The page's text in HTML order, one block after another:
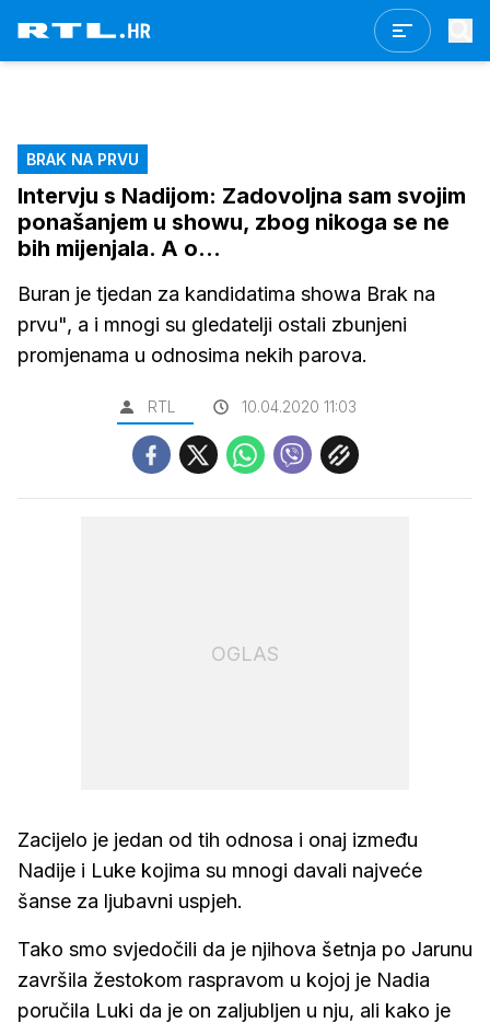
BRAK NA PRVU
Intervju s Nadijom: Zadovoljna sam svojim
ponašanjem u showu, zbog nikoga se ne
bih mijenjala. A o...
Buran je tjedan za kandidatima showa Brak na
prvu", a i mnogi su gledatelji ostali zbunjeni
promjenama u odnosima nekih parova.
RTL 10.04.2020 11:03
OGLAS
Zacijelo je jedan od tih odnosa i onaj između
Nadije i Luke kojima su mnogi davali najveće
šanse za ljubavni uspjeh.
Tako smo svjedočili da je njihova šetnja po Jarunu
završila žestokom raspravom u kojoj je Nadia
poručila Luki da je on zaljubljen u nju, ali kako je